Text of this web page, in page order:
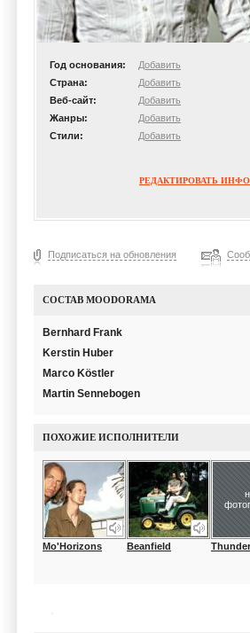
Год основания:
Добавить
Страна:
Добавить
Веб-сайт:
Добавить
Жанры:
Добавить
Стили:
Добавить
РЕДАКТИРОВАТЬ
Подписаться на обновления
СОСТАВ MOODORAMA
Bernhard Frank
Kerstin Huber
Marco Köstler
Martin Sennebogen
ПОХОЖИЕ ИСПОЛНИТЕЛИ
Mo'Horizons Beanfield